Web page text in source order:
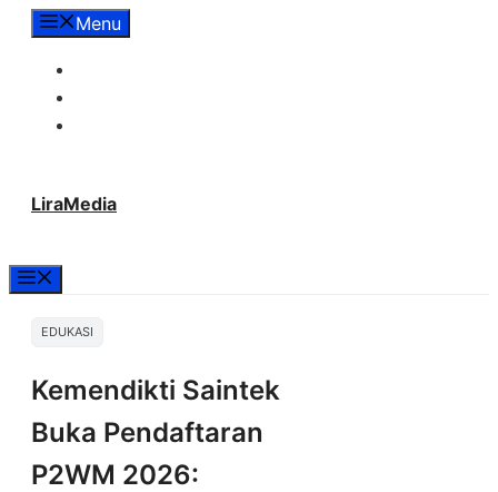
LangsungMenu
LiraMedia
EDUKASI
Kemendikti Saintek
Buka Pendaftaran
P2WM 2026: